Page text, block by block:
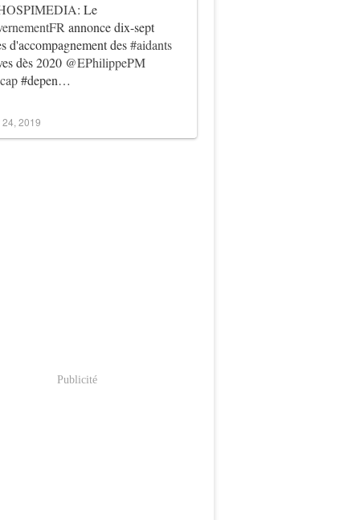
: Le
annonce dix-sept
d'accompagnement des#aidants
dès 2020 @EPhilippePM
#depen…
2019
Publicité